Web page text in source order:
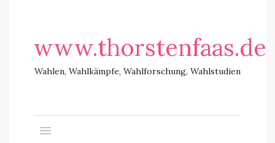
www.thorstenfaas.de
Wahlen, Wahlkämpfe, Wahlforschung, Wahlstudien